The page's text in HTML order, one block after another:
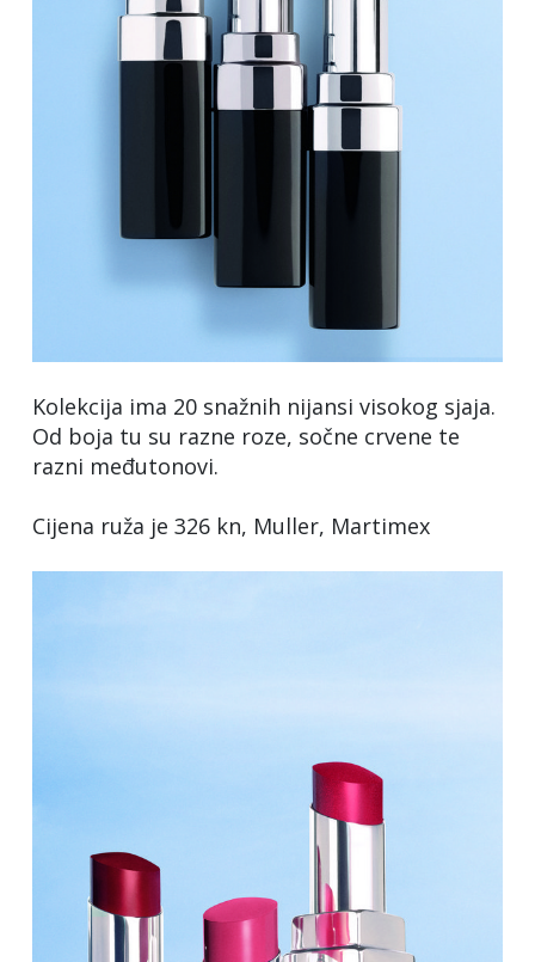
Kolekcija ima 20 snažnih nijansi visokog sjaja.
Od boja tu su razne roze, sočne crvene te
razni međutonovi.
Cijena ruža je 326 kn, Muller, Martimex